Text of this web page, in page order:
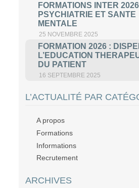
FORMATIONS INTER
PSYCHIATRIE ET SANTE
MENTALE
25 NOVEMBRE 2025
FORMATION 2026 :
L’EDUCATION
DU PATIENT
16 SEPTEMBRE 2025
L’ACTUALITÉ PAR
A propos
Formations
Informations
Recrutement
ARCHIVES